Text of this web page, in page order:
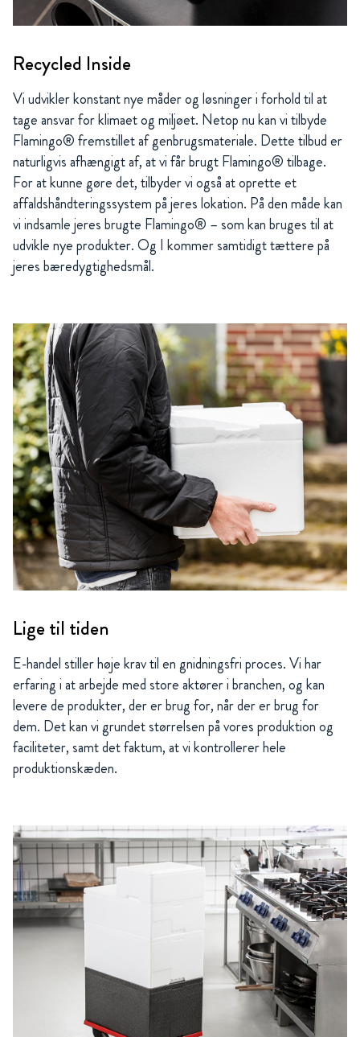
Recycled Inside
Vi udvikler konstant nye måder og løsninger i forhold til at
tage ansvar for klimaet og miljøet. Netop nu kan vi tilbyde
Flamingo® fremstillet af genbrugsmateriale. Dette tilbud er
naturligvis afhængigt af, at vi får brugt Flamingo® tilbage.
For at kunne gøre det, tilbyder vi også at oprette et
affaldshåndteringssystem på jeres lokation. På den måde kan
vi indsamle jeres brugte Flamingo® – som kan bruges til at
udvikle nye produkter. Og I kommer samtidigt tættere på
jeres bæredygtighedsmål.
Lige til tiden
E-handel stiller høje krav til en gnidningsfri proces. Vi har
erfaring i at arbejde med store aktører i branchen, og kan
levere de produkter, der er brug for, når der er brug for
dem. Det kan vi grundet størrelsen på vores produktion og
faciliteter, samt det faktum, at vi kontrollerer hele
produktionskæden.